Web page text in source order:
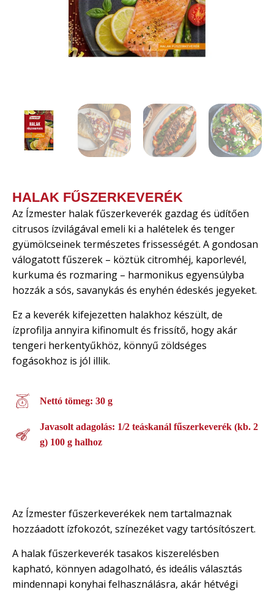
HALAK FŰSZERKEVERÉK
Az Ízmester halak fűszerkeverék gazdag és üdítően
citrusos ízvilágával emeli ki a halételek és tenger
gyümölcseinek természetes frissességét. A gondosan
válogatott fűszerek – köztük citromhéj, kaporlevél,
kurkuma és rozmaring – harmonikus egyensúlyba
hozzák a sós, savanykás és enyhén édeskés jegyeket.
Ez a keverék kifejezetten halakhoz készült, de
ízprofilja annyira kifinomult és frissítő, hogy akár
tengeri herkentyűkhöz, könnyű zöldséges
fogásokhoz is jól illik.
Nettó tömeg: 30 g
Javasolt adagolás: 1/2 teáskanál fűszerkeverék (kb. 2
g) 100 g halhoz
Az Ízmester fűszerkeverékek nem tartalmaznak
hozzáadott ízfokozót, színezéket vagy tartósítószert.
A halak fűszerkeverék tasakos kiszerelésben
kapható, könnyen adagolható, és ideális választás
mindennapi konyhai felhasználásra, akár hétvégi